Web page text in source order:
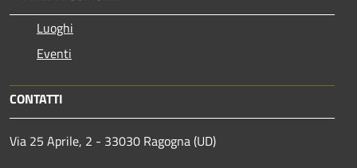
Luoghi
Eventi
CONTATTI
Via 25 Aprile, 2 - 33030 Ragogna (UD)